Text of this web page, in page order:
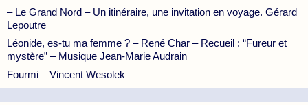
– Le Grand Nord – Un itinéraire, une invitation en voyage. Gérard
Lepoutre
Léonide, es-tu ma femme ? – René Char – Recueil : “Fureur et
mystère” – Musique Jean-Marie Audrain
Fourmi – Vincent Wesolek